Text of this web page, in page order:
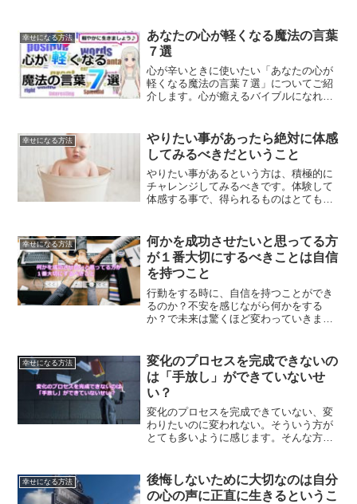
使い方についてご紹介していきます。
幸せになる方法
あなたの心が軽くなる魔法の言葉
７選
心が辛いときに使いたい「あなたの心が
軽くなる魔法の言葉７選」についてご紹
介します。心が癒えるバイブルになれば
幸せになる方法
やりたい事があったら絶対に体感
してみるべきだということ
やりたい事があるという方は、積極的に
チャレンジしてみるべきです。体験して
体感する事で、得られるものはとても大
んで行きません。
幸せになる方法
何かを成功させたいと思ってる方
が１番大切にするべきことは自信
を持つこと
行動をする時に、自信を持つことができ
るのか？不安を感じながら何かをする
か？で未来は驚くほど変わっていきま
幸せになる方法
変化のプロセスを完成できないの
は「手放し」ができていないせ
い？
変化のプロセスを完成できていない、変
わりたいのに変われない。そういう方が
とても多いように感じます。そんな方々
ができるということについて解説しま
す。
幸せになる方法
後悔しないために大切なのは自分
の心の声に正直に生きるというこ